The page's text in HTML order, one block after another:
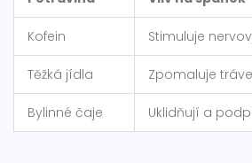
Kofein Stimuluje
Těžká jídla Zpomaluje
Bylinné čaje Uklidňují a